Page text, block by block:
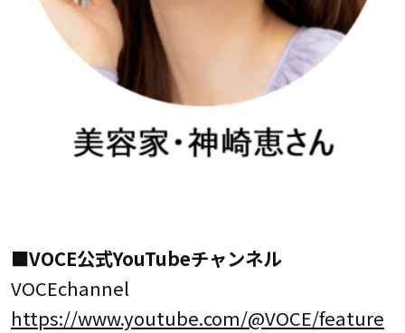
■VOCE公式YouTubeチャンネル
VOCEchannel
https://www.youtube.com/@VOCE/feature